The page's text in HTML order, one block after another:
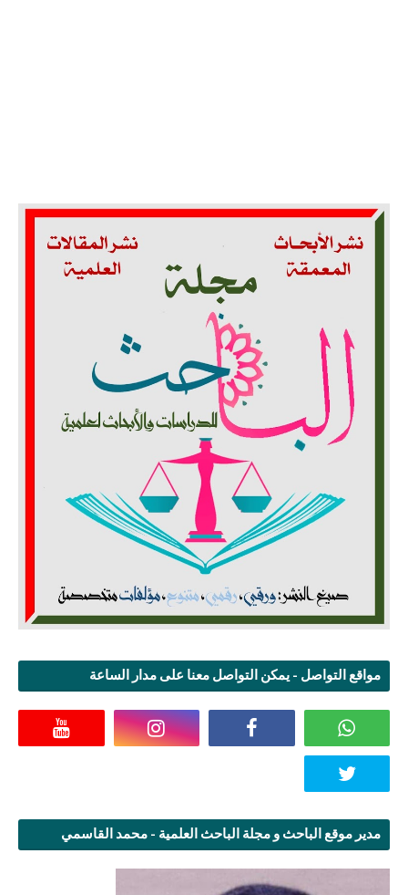
مواقع التواصل - يمكن التواصل معنا على مدار الساعة
مدير موقع الباحث و مجلة الباحث العلمية - محمد القاسمي